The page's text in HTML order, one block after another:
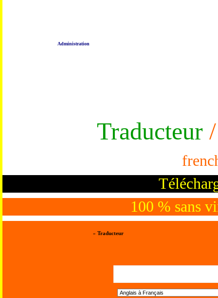
Administration
Traducteur
100 % sans
» Traducteur